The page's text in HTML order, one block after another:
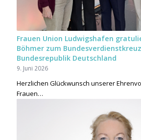
Frauen Union Ludwigshafen
Böhmer zum
Bundesrepublik Deutschland
9. Juni 2026
Herzlichen Glückwunsch unserer
Frauen…